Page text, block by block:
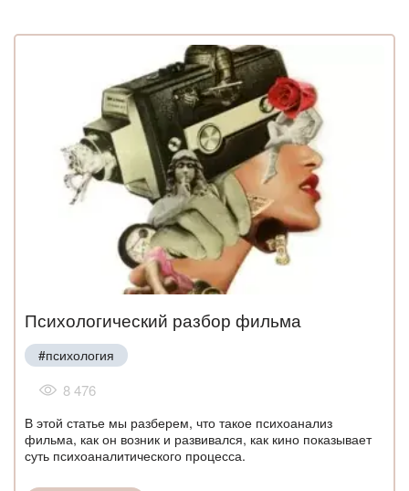
Психологический разбор фильма
#психология
8 476
В этой статье мы разберем, что такое психоанализ
фильма, как он возник и развивался, как кино показывает
суть психоаналитического процесса.